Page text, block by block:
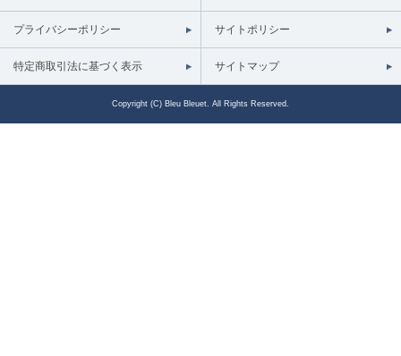
プライバシーポリシー サイトポリシー
特定商取引法に基づく表示 サイトマップ
Copyright (C) Bleu Bleuet. All Rights Reserved.